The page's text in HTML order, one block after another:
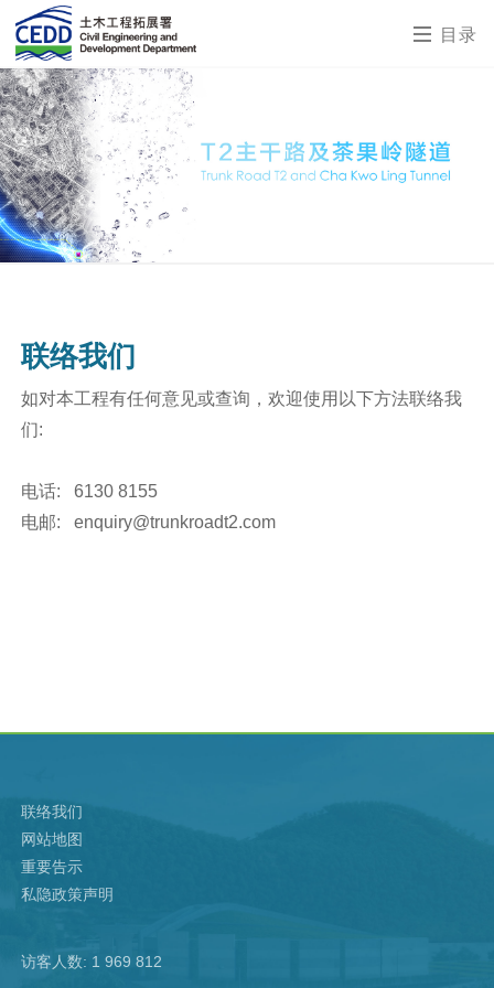
目录
联络我们
如对本工程有任何意见或查询，欢迎使用以下方法联络我
们:
电话: 6130 8155
电邮:enquiry@trunkroadt2.com
联络我们
网站地图
重要告示
私隐政策声明
访客人数: 1 969 812